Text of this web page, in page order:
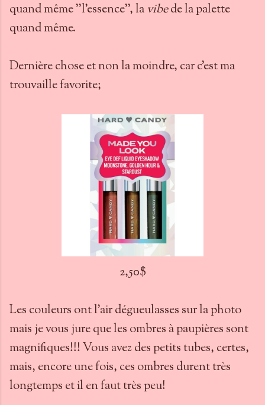
quand même ''l'essence'', la vibede la palette
quand même.
Dernière chose et non la moindre, car c'est ma
trouvaille favorite;
2,50$
Les couleurs ont l'air dégueulasses sur la photo
mais je vous jure que les ombres à paupières sont
magnifiques!!! Vous avez des petits tubes, certes,
mais, encore une fois, ces ombres durent très
longtemps et il en faut très peu!